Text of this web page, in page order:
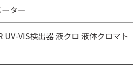
ター
UV-VIS検出器 液クロ 液体クロマト